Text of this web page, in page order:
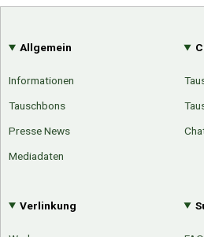
Allgemein
Informationen
Tauschbons
Presse News
Mediadaten
Verlinkung